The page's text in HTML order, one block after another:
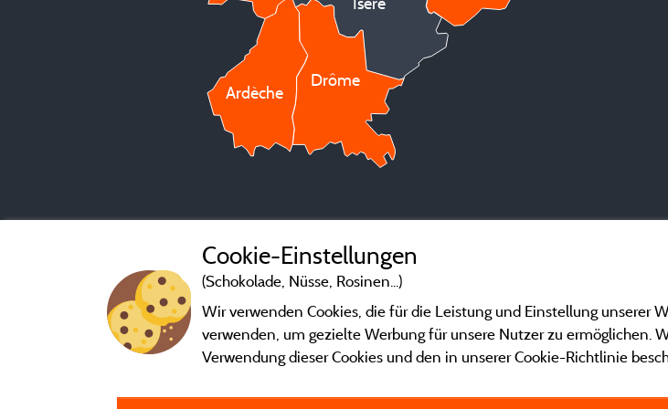
Drôme
Ardèche
Cookie-Einstellungen
(Schokolade, Nüsse, Rosinen...)
Wir verwenden Cookies, die für die Leistung und Einstellung unserer
verwenden, um gezielte Werbung für unsere Nutzer zu ermöglichen.
Verwendung dieser Cookies und den in unserer Cookie-Richtlinie